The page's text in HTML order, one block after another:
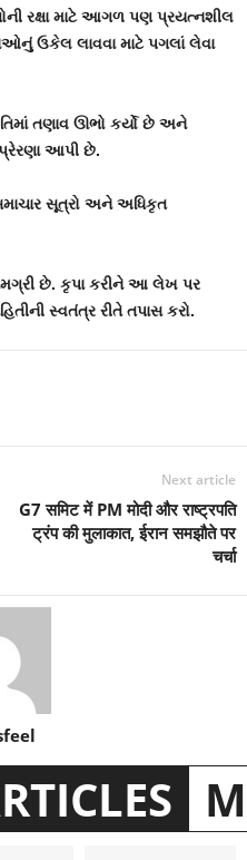
રક્ષા માટે આગળ પણ પ્રયત્નશીલ
ઉકેલ લાવવા માટે પગલાં લેવા
તણાવ ઊભો કર્યો છે અને
પ્રેરણા આપી છે.
સૂત્રો અને અધિકૃત
છે. કૃપા કરીને આ લેખ પર
સ્વતંત્ર રીતે તપાસ કરો.
Next article
G7 समिट में PM मोदी और राष्ट्रपति
ट्रंप की मुलाकात, ईरान समझौते पर
चर्चा